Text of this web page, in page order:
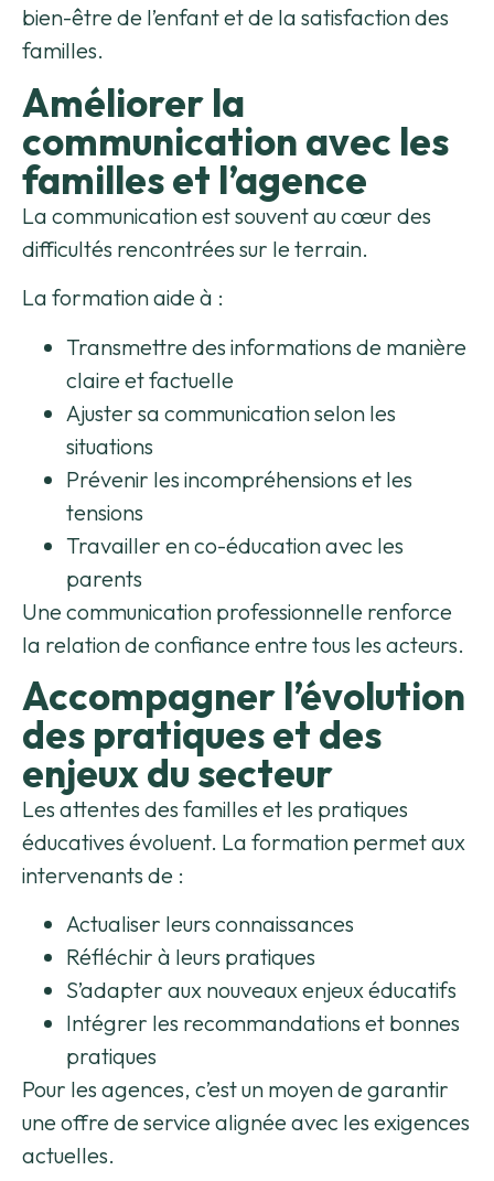
bien-être de l’enfant et de la satisfaction des
familles.
Améliorer la
communication avec les
familles et l’agence
La communication est souvent au cœur des
difficultés rencontrées sur le terrain.
La formation aide à :
Transmettre des informations de manière
claire et factuelle
Ajuster sa communication selon les
situations
Prévenir les incompréhensions et les
tensions
Travailler en co-éducation avec les
parents
Une communication professionnelle renforce
la relation de confiance entre tous les acteurs.
Accompagner l’évolution
des pratiques et des
enjeux du secteur
Les attentes des familles et les pratiques
éducatives évoluent. La formation permet aux
intervenants de :
Actualiser leurs connaissances
Réfléchir à leurs pratiques
S’adapter aux nouveaux enjeux éducatifs
Intégrer les recommandations et bonnes
pratiques
Pour les agences, c’est un moyen de garantir
une offre de service alignée avec les exigences
actuelles.